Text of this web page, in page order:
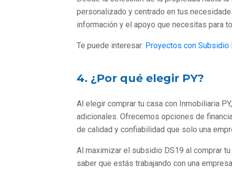
personalizado y centrado en tus
información y el apoyo que necesitas para
Te puede interesar: Proyectos con Subsidio
4. ¿Por qué elegir PY?
Al elegir comprar tu casa con Inmobiliaria
adicionales. Ofrecemos opciones de
de calidad y confiabilidad que solo una
Al maximizar el subsidio DS19 al comprar
saber que estás trabajando con una